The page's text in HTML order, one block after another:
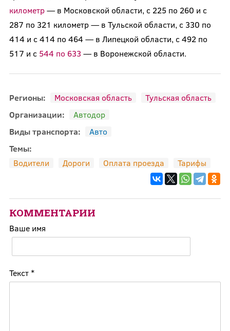
километр— в Московской области, с 225 по 260 и с
287 по 321 километр — в Тульской области, с 330 по
414 и с 414 по 464 — в Липецкой области, с 492 по
517 и с 544 по 633 — в Воронежской области.
Регионы: Московская область
Тульская область
Организации:
Автодор
Виды транспорта:
Авто
Темы:
Водители
Дороги Оплата проезда Тарифы
КОММЕНТАРИИ
Ваше имя
Текст *